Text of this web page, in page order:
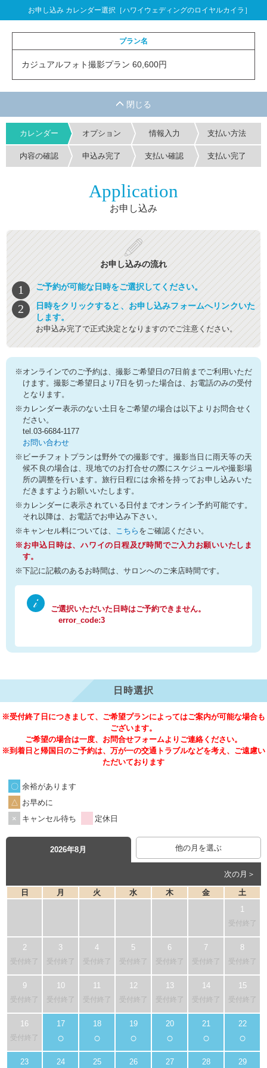
お申し込み カレンダー選択［ハワイウェディングのロイヤルカイラ］
プラン名
カジュアルフォト撮影プラン 60,600円
カレンダー オプション 情報入力 支払い方法
内容の確認 申込み完了 支払い確認 支払い完了
Application
お申し込み
お申し込みの流れ
ご予約が可能な日時をご選択してください。
日時をクリックすると、お申し込みフォームへリンクいた
します。
お申込み完了で正式決定となりますのでご注意ください。
※オンラインでのご予約は、撮影ご希望日の7日前までご利用いただ
けます。撮影ご希望日より7日を切った場合は、お電話のみの受付
となります。
※カレンダー表示のない土日をご希望の場合は以下よりお問合せく
ださい。
tel.03-6684-1177
お問い合わせ
※ビーチフォトプランは野外での撮影です。撮影当日に雨天等の天
候不良の場合は、現地でのお打合せの際にスケジュールや撮影場
所の調整を行います。旅行日程には余裕を持ってお申し込みいた
だきますようお願いいたします。
※カレンダーに表示されている日付までオンライン予約可能です。
それ以降は、お電話でお申込み下さい。
※キャンセル料については、 こちら をご確認ください。
※お申込日時は、ハワイの日程及び時間でご入力お願いいたしま
す。
※下記に記載のあるお時間は、サロンへのご来店時間です。
ご選択いただいた日時はご予約できません。
error_code:3
日時選択
※受付終了日につきまして、ご希望プランによってはご案内が可能な場合も
ございます。
ご希望の場合は一度、お問合せフォームよりご連絡ください。
※到着日と帰国日のご予約は、万が一の交通トラブルなどを考え、ご遠慮い
ただいております
余裕があります
お早めに
キャンセル待ち
定休日
2026年8月 他の月を選ぶ
次の月＞
日 月 火 水 木 金 土
受付終了
受付終了 受付終了 受付終了 受付終了 受付終了 受付終了 受付終了
受付終了 受付終了 受付終了 受付終了 受付終了 受付終了 受付終了
受付終了 ○ ○ ○ ○ ○ ○